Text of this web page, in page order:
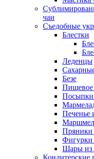
чаи
Съедобные
Блестки
Леденцы
Безе
Пищевое
Посыпки
Печенье
Фигурки
Шары из
Кондитерские